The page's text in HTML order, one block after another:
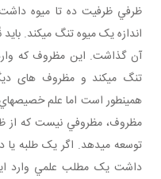
ظرفي ظرفيت ده تا ميوه
اندازه يک ميوه تنگ مي کند.
آن گذاشت. اين مظروف که
تنگ مي کند و مظروف های
همين طور است اما علم خصيصه
مظروف، مظروفي نيست که از
توسعه مي دهد. اگر يک طلبه
داشت يک مطلب علمي وارد